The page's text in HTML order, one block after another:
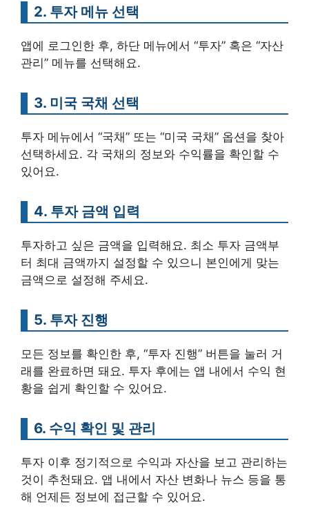
2. 투자 메뉴 선택
앱에 로그인한 후, 하단 메뉴에서 “투자” 혹은 “자산
관리” 메뉴를 선택해요.
3. 미국 국채 선택
투자 메뉴에서 “국채” 또는 “미국 국채” 옵션을 찾아
선택하세요. 각 국채의 정보와 수익률을 확인할 수
있어요.
4. 투자 금액 입력
투자하고 싶은 금액을 입력해요. 최소 투자 금액부
터 최대 금액까지 설정할 수 있으니 본인에게 맞는
금액으로 설정해 주세요.
5. 투자 진행
모든 정보를 확인한 후, “투자 진행” 버튼을 눌러 거
래를 완료하면 돼요. 투자 후에는 앱 내에서 수익 현
황을 쉽게 확인할 수 있어요.
6. 수익 확인 및 관리
투자 이후 정기적으로 수익과 자산을 보고 관리하는
것이 추천돼요. 앱 내에서 자산 변화나 뉴스 등을 통
해 언제든 정보에 접근할 수 있어요.